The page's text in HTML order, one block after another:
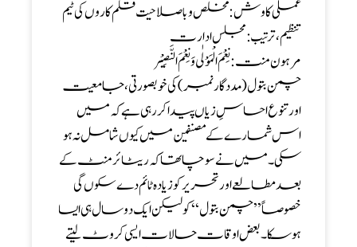
عملی کاوش : مخلص و باصلاحیت قلم کاروں کی ٹیم
تنظیم، ترتیب : مجلس ادارت
مرہون منت : نِعْمَ الْمَوْلٰی وَ نِعْمَ النَّصِیْر
چمن بتول ( مدد گار نمبر) کی خوبصورتی ، جامعیت
اور تنوع احساسِ زیاں پیدا کر رہی ہے کہ میں
اس شمارے کے مصنفین میں کیوں شامل نہ ہو
سکی ۔میں نے سوچا تھا کہ ریٹائرمنٹ کے
بعد مطالعے اور تحریر کو زیادہ ٹائم دے سکوں گی
خصوصاً ’’چمن بتول‘‘ کو لیکن ایک دو سال ہی ایسا
ہو سکا ۔ بعض اوقات حالات ایسی کروٹ لیتے